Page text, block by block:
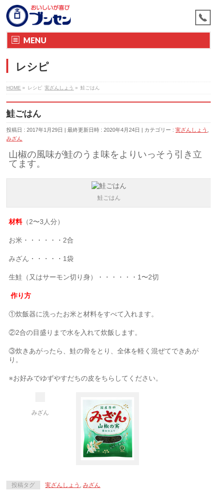
MENU
レシピ
HOME » レシピ 実ざんしょう » 鮭ごはん
鮭ごはん
投稿日 : 2017年1月29日 最終更新日時 : 2020年4月24日 カテゴリー :実ざんしょう
みざん
山椒の風味が鮭のうま味をよりいっそう引き立
てます。
鮭ごはん
材料（2〜3人分）
お米・・・・・・2合
みざん・・・・・1袋
生鮭（又はサーモン切り身）・・・・・・1〜2切
作り方
①炊飯器に洗ったお米と材料をすべて入れます。
②2合の目盛りまで水を入れて炊飯します。
③炊きあがったら、鮭の骨をとり、全体を軽く混ぜてできあが
り。
※お好みでゆずやすだちの皮をちらしてください。
みざん
投稿タグ 実ざんしょう ,みざん